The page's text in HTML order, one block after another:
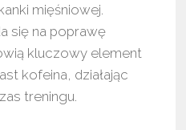
mięśniowej.
się na poprawę
kluczowy element
kofeina, działając
treningu.